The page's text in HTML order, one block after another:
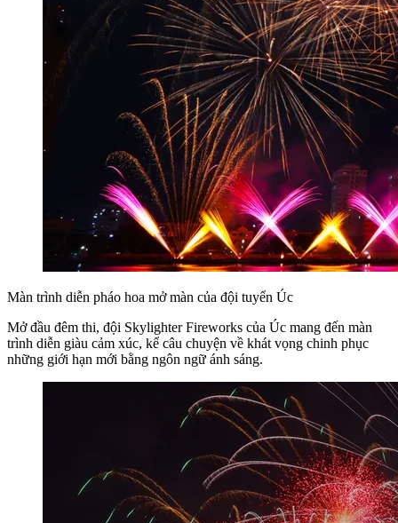
Màn trình diễn pháo hoa mở màn của đội tuyển Úc
Mở đầu đêm thi, đội Skylighter Fireworks của Úc mang đến màn
trình diễn giàu cảm xúc, kể câu chuyện về khát vọng chinh phục
những giới hạn mới bằng ngôn ngữ ánh sáng.